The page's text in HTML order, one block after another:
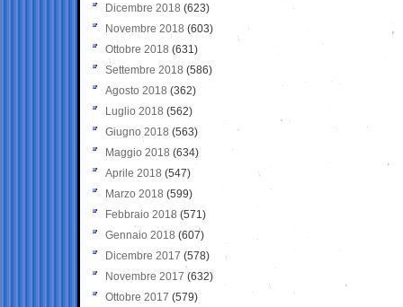
Dicembre 2018 (623)
Novembre 2018 (603)
Ottobre 2018 (631)
Settembre 2018 (586)
Agosto 2018 (362)
Luglio 2018 (562)
Giugno 2018 (563)
Maggio 2018 (634)
Aprile 2018 (547)
Marzo 2018 (599)
Febbraio 2018 (571)
Gennaio 2018 (607)
Dicembre 2017 (578)
Novembre 2017 (632)
Ottobre 2017 (579)